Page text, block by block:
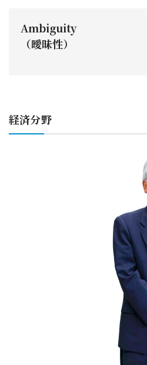
Ambiguity
（曖昧性）
経済分野